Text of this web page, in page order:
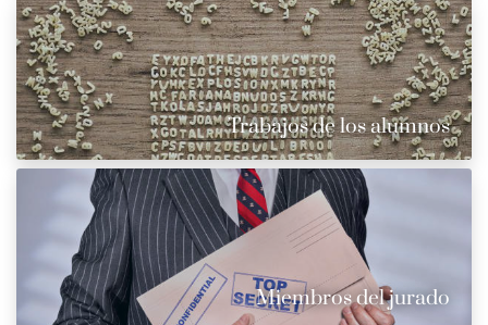
Trabajos de los alumnos
Miembros del jurado